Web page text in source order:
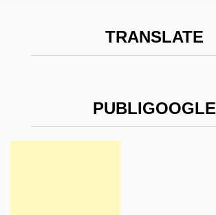
TRANSLATE
PUBLIGOOGLE